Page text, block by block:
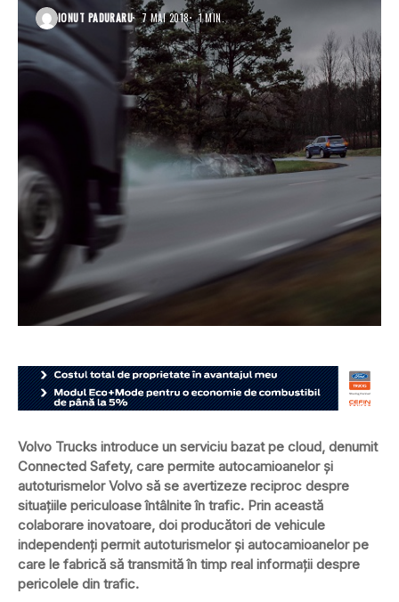
IONUT PADURARU 7 MAI 2018 1 MIN.
Volvo Trucks introduce un serviciu bazat pe cloud, denumit
Connected Safety, care permite autocamioanelor și
autoturismelor Volvo să se avertizeze reciproc despre
situațiile periculoase întâlnite în trafic. Prin această
colaborare inovatoare, doi producători de vehicule
independenți permit autoturismelor și autocamioanelor pe
care le fabrică să transmită în timp real informații despre
pericolele din trafic.